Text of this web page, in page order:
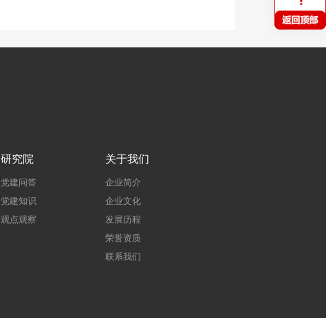
研究院
党建问答
党建知识
观点观察
关于我们
企业简介
企业文化
发展历程
荣誉资质
联系我们